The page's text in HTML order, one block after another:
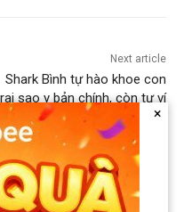
Next article
Shark Bình tự hào khoe con
sao y bản chính, còn tự ví
như 2 anh em khiến Phương
Oanh được phen ‘mặt vênh
lên trời’: Con của Shark với
viên đẹp nhất VTV cũng
phải khác người thường chứ!
×